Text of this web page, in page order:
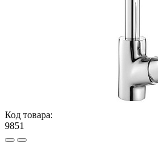
Код товара:
9851